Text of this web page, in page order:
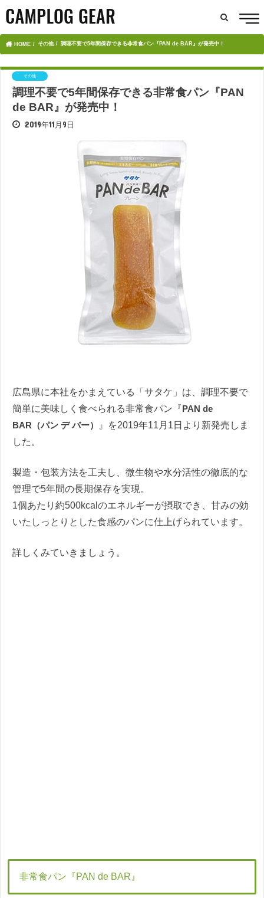
HOME その他 調理不要で5年間保存できる非常食パン『PAN de BAR』が発売中！
その他
調理不要で5年間保存できる非常食パン『PAN
de BAR』が発売中！
2019年11月9日
広島県に本社をかまえている「サタケ」は、調理不要で
簡単に美味しく食べられる非常食パン『PAN de
BAR（パン デ バー）
』を2019年11月1日より新発売しま
した。
製造・包装方法を工夫し、微生物や水分活性の徹底的な
管理で5年間の長期保存を実現。
1個あたり約500kcalのエネルギーが摂取でき、甘みの効
いたしっとりとした食感のパンに仕上げられています。
詳しくみていきましょう。
非常食パン『PAN de BAR』